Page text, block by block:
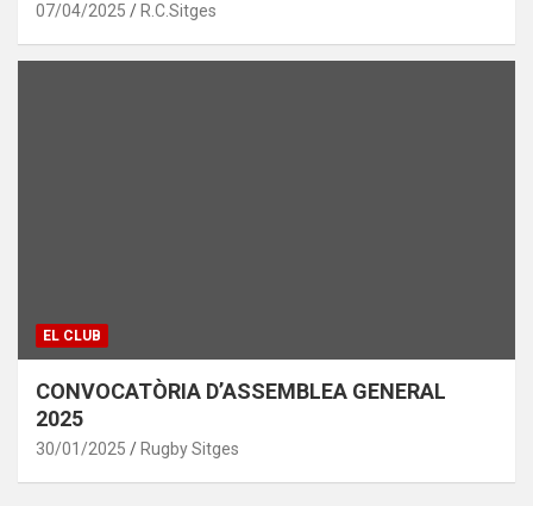
07/04/2025 R.C.Sitges
EL CLUB
CONVOCATÒRIA D’ASSEMBLEA GENERAL
2025
30/01/2025 Rugby Sitges